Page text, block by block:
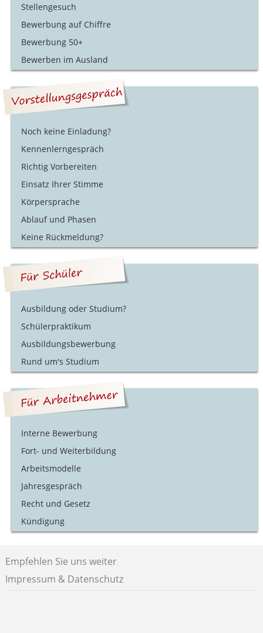
Stellengesuch
Bewerbung auf Chiffre
Bewerbung 50+
Bewerben im Ausland
Noch keine Einladung?
Kennenlerngespräch
Richtig Vorbereiten
Einsatz Ihrer Stimme
Körpersprache
Ablauf und Phasen
Keine Rückmeldung?
Ausbildung oder Studium?
Schülerpraktikum
Ausbildungsbewerbung
Rund um's Studium
Interne Bewerbung
Fort- und Weiterbildung
Arbeitsmodelle
Jahresgespräch
Recht und Gesetz
Kündigung
Empfehlen Sie uns weiter
Impressum & Datenschutz